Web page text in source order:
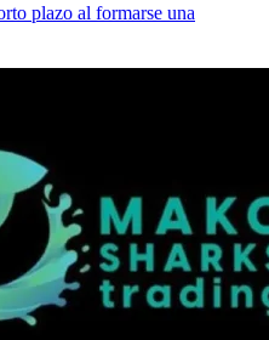
plazo al formarse una